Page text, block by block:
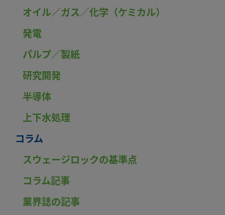
オイル／ガス／化学（ケミカル）
発電
パルプ／製紙
研究開発
半導体
上下水処理
コラム
スウェージロックの基準点
コラム記事
業界誌の記事